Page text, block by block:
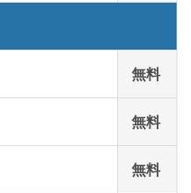
無料
無料
無料